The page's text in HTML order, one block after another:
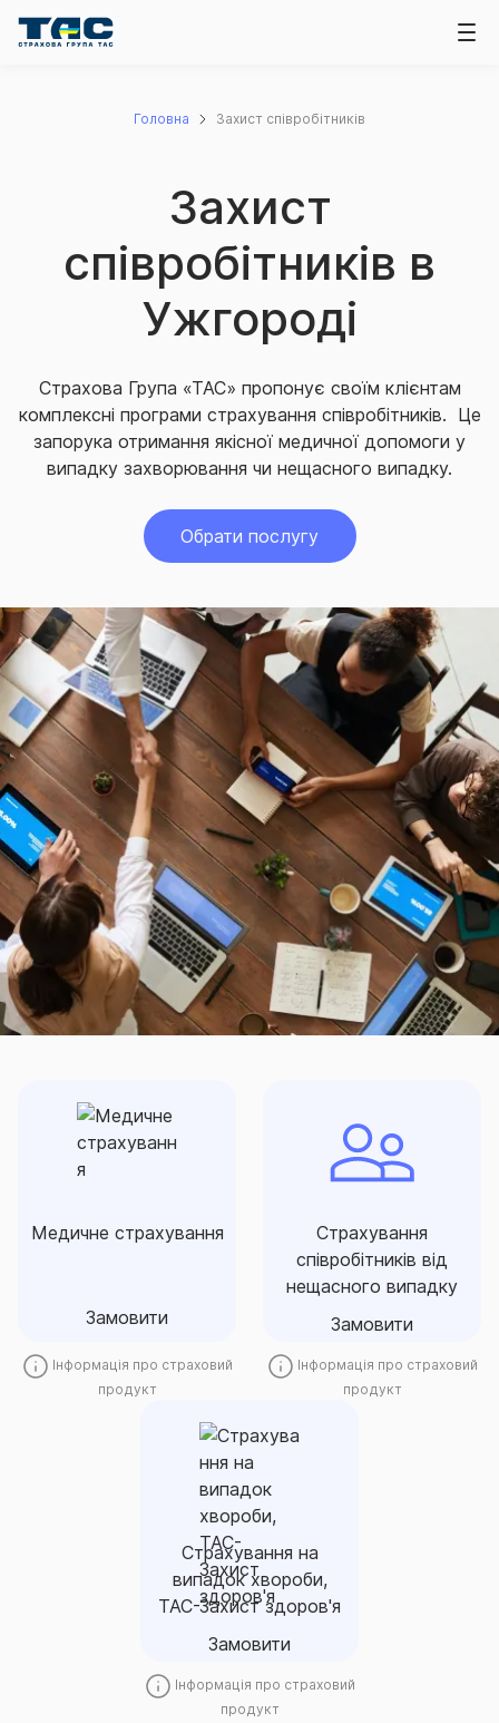
Головна Захист співробітників
Захист
співробітників в
Ужгороді
Страхова Група «ТАС» пропонує своїм клієнтам
комплексні програми страхування співробітників. Це
запорука отримання якісної медичної допомоги у
випадку захворювання чи нещасного випадку.
Обрати послугу
Медичне страхування
Замовити
Медичне страхування
Медичне страхування від
співробітників
Інформація про страховий
продукт
Страхування
співробітників від
нещасного випадку
Замовити
співробітників від
нещасного випадку
захист від
пов’язаних з травмуванням
чи смертю ваших
співробітників внаслідок
нещасного випадку.
Замовити
Інформація про страховий
продукт
Страхування на
випадок хвороби,
ТАС-Захист здоров'я
Замовити
Страхування на
випадок хвороби,
ТАС-Захист здоров'я
ефективний спосіб
убезпечити співробітників
від витрат, спричинених
хворобою.
Інформація про страховий
продукт